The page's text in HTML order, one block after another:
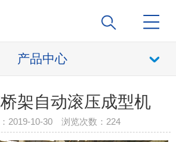
产品中心
架自动滚压成型机
2019-10-30 浏览次数： 224